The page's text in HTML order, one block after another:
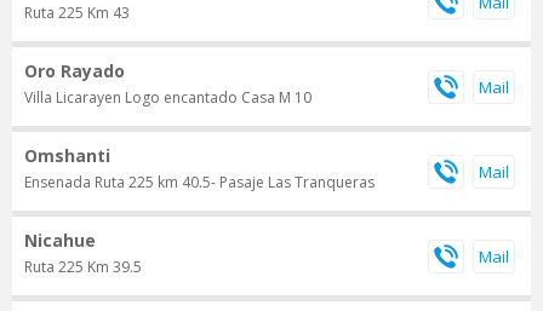
Ruta 225 Km 43
Oro Rayado
Villa Licarayen Logo encantado Casa M 10
Omshanti
Ensenada Ruta 225 km 40.5- Pasaje Las Tranqueras
Nicahue
Ruta 225 Km 39.5